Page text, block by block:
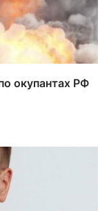
окупантах РФ